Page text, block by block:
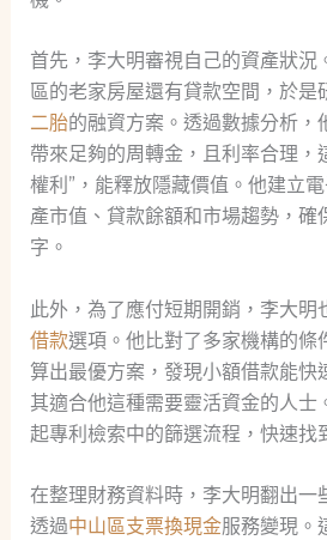
首先，李大明審視自己的資產狀況
區的老家房屋還有貸款空間，於是
二胎的融資方案。透過數據分析，
帶來足夠的周轉金，且利率合理，
權利”，能釋放隱藏價值。他建立
產市值、貸款餘額和市場趨勢，確
字。
此外，為了應付短期開銷，李大明
借款選項。他比對了多家機構的條
算出最優方案，發現小額借款能快
其適合他這種需要靈活資金的人士
起專利檢索中的篩選流程，快速找
在整理財務資料時，李大明翻出一
透過中山區支票換現金服務變現。